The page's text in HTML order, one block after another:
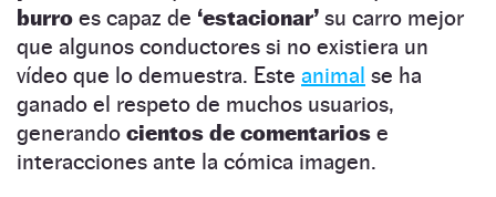
burro es capaz de ‘estacionar’ su carro mejor
que algunos conductores si no existiera un
vídeo que lo demuestra. Este animal se ha
ganado el respeto de muchos usuarios,
generando cientos de comentarios e
interacciones ante la cómica imagen.